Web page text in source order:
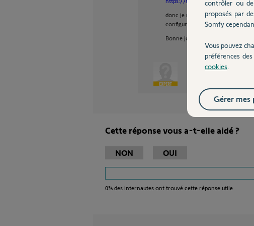
donc je répondrait OUI à votre
configuration de celui-ci en tant
Bonne journée
Cette réponse vous a-t-elle aidé ?
NON OUI
0% des internautes ont trouvé cette réponse utile
contrôler ou
proposés par
Somfy
Vous pouvez
préférences
cookies
Gérer mes